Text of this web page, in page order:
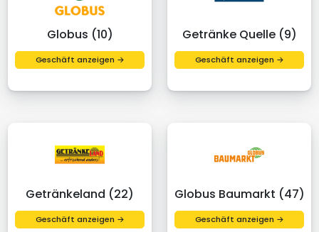
Globus (10)
Geschäft anzeigen →
Getränke Quelle (9)
Geschäft anzeigen →
Getränkeland (22)
Geschäft anzeigen →
Globus Baumarkt (47)
Geschäft anzeigen →